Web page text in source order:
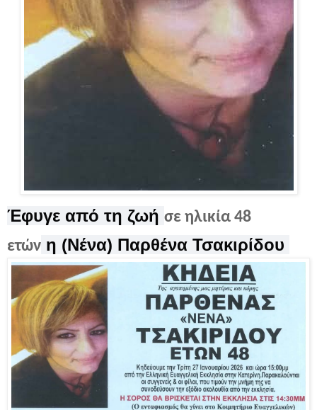
Έφυγε από τη ζωή σε ηλικία 48
ετών η (Νένα) Παρθένα Τσακιρίδου